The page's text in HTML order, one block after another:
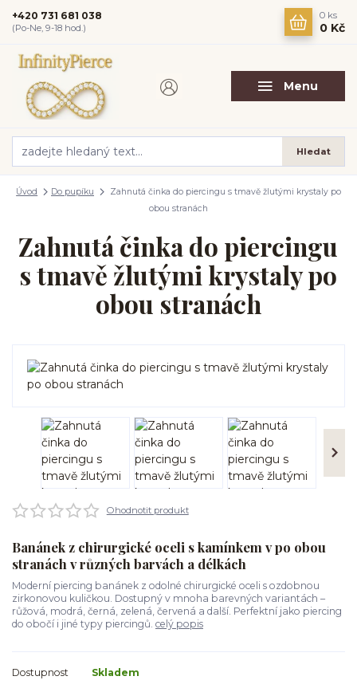
Menu
Hledat
+420 731 681 038
(Po-Ne, 9-18 hod.)
0 ks
0 Kč
Úvod Do pupíku
Zahnutá činka do piercingu s tmavě žlutými krystaly po
obou stranách
Zahnutá činka do piercingu
s tmavě žlutými krystaly po
obou stranách
Ohodnotit produkt
Banánek z chirurgické oceli s kamínkem v po obou
stranách v různých barvách a délkách
Moderní piercing banánek z odolné chirurgické oceli s ozdobnou
zirkonovou kuličkou. Dostupný v mnoha barevných variantách –
růžová, modrá, černá, zelená, červená a další. Perfektní jako piercing
do obočí i jiné typy piercingů. celý popis
Dostupnost
Skladem